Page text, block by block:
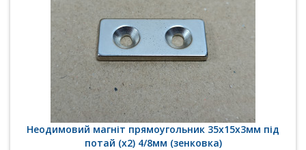
Неодимовий магніт прямоугольник 35x15x3мм під
потай (x2) 4/8мм (зенковка)